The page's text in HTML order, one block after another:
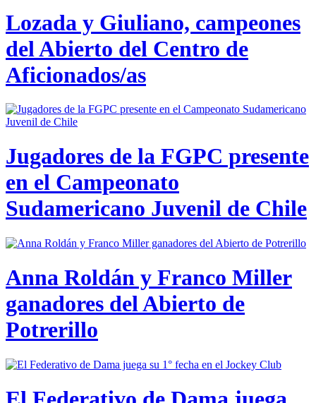
Lozada y Giuliano, campeones
del Abierto del Centro de
Aficionados/as
Jugadores de la FGPC presente
en el Campeonato
Sudamericano Juvenil de Chile
Anna Roldán y Franco Miller
ganadores del Abierto de
Potrerillo